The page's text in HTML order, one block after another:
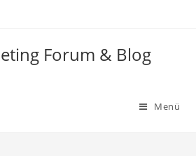
Forum & Blog
Menü